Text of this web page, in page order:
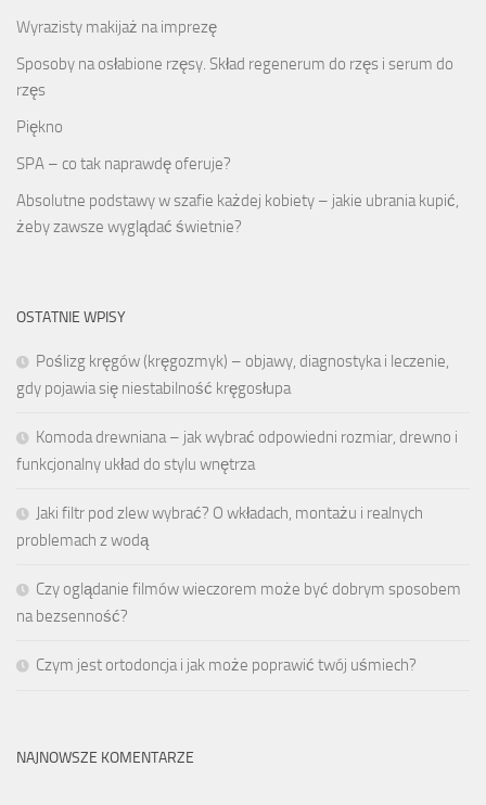
Wyrazisty makijaż na imprezę
Sposoby na osłabione rzęsy. Skład regenerum do rzęs i serum do
rzęs
Piękno
SPA – co tak naprawdę oferuje?
Absolutne podstawy w szafie każdej kobiety – jakie ubrania kupić,
żeby zawsze wyglądać świetnie?
OSTATNIE WPISY
Poślizg kręgów (kręgozmyk) – objawy, diagnostyka i leczenie,
gdy pojawia się niestabilność kręgosłupa
Komoda drewniana – jak wybrać odpowiedni rozmiar, drewno i
funkcjonalny układ do stylu wnętrza
Jaki filtr pod zlew wybrać? O wkładach, montażu i realnych
problemach z wodą
Czy oglądanie filmów wieczorem może być dobrym sposobem
na bezsenność?
Czym jest ortodoncja i jak może poprawić twój uśmiech?
NAJNOWSZE KOMENTARZE